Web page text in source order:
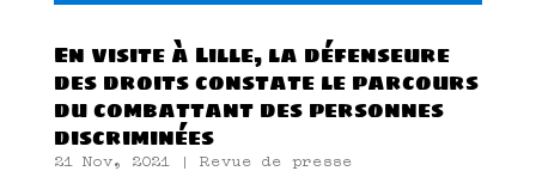
En visite à Lille, la défenseure
des droits constate le parcours
du combattant des personnes
discriminées
21 Nov, 2021 | Revue de presse